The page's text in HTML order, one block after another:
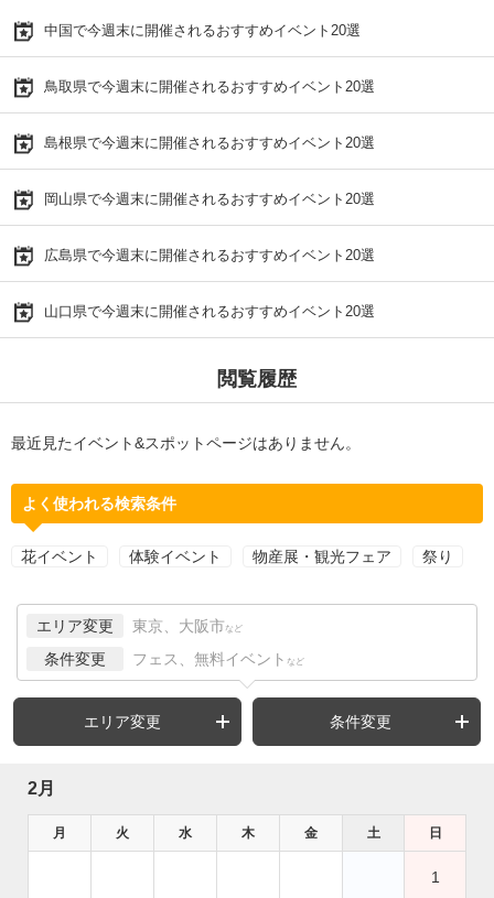
中国で今週末に開催されるおすすめイベント20選
鳥取県で今週末に開催されるおすすめイベント20選
島根県で今週末に開催されるおすすめイベント20選
岡山県で今週末に開催されるおすすめイベント20選
広島県で今週末に開催されるおすすめイベント20選
山口県で今週末に開催されるおすすめイベント20選
閲覧履歴
最近見たイベント&スポットページはありません。
よく使われる検索条件
花イベント 体験イベント 物産展・観光フェア 祭り
エリア変更 東京、大阪市 など
条件変更 フェス、無料イベント など
エリア変更 条件変更
2月
月 火 水 木 金 土 日
1